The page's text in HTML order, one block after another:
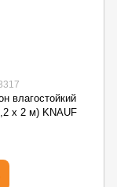
влагостойкий
х 2 м) KNAUF